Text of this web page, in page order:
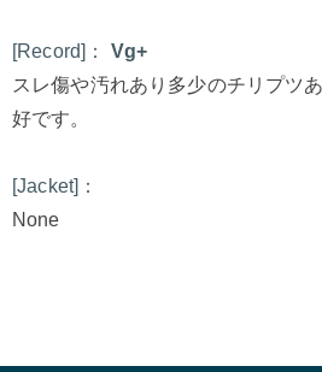
[Record]：
Vg+
スレ傷や汚れあり多少のチリプツ
好です。
[Jacket]：
None